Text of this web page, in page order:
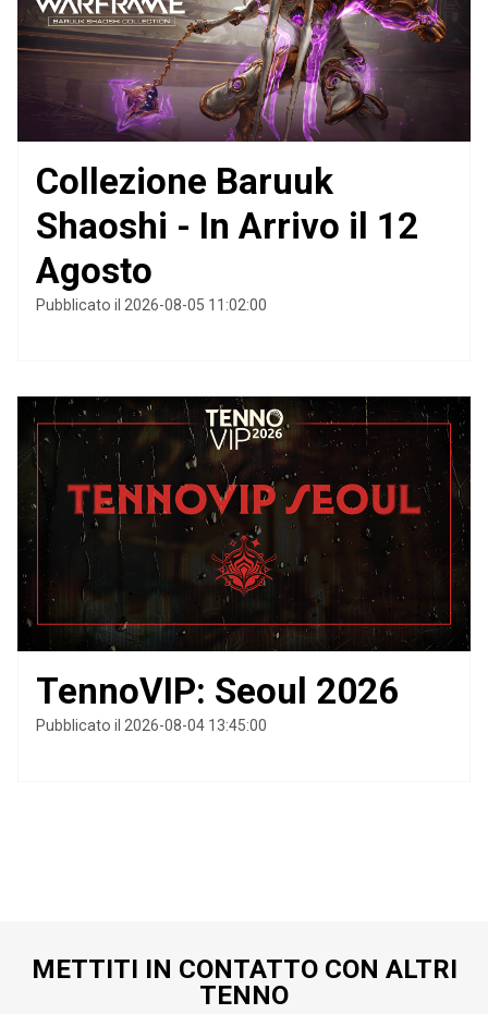
Collezione Baruuk
Shaoshi - In Arrivo il 12
Agosto
Pubblicato il 2026-08-05 11:02:00
TennoVIP: Seoul 2026
Pubblicato il 2026-08-04 13:45:00
METTITI IN CONTATTO CON ALTRI
TENNO